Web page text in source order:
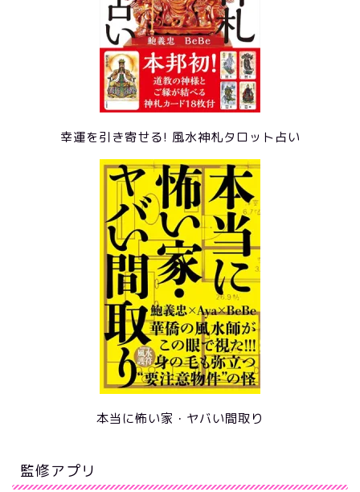
幸運を引き寄せる! 風水神札タロット占い
本当に怖い家・ヤバい間取り
監修アプリ